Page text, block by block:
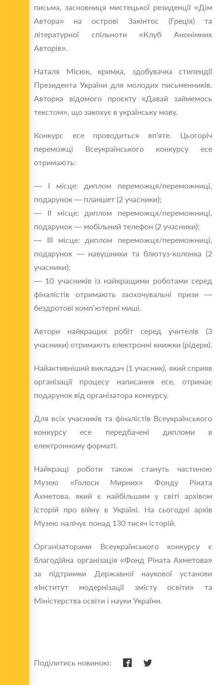
письма, засновниця мистецької резиденції «Дім
Автора» на острові Закінтос (Греція) та
літературної спільноти «Клуб Анонімних
Авторів».
Наталя Місюк, кримка, здобувачка стипендії
Президента України для молодих письменників.
Авторка відомого проєкту «Давай займемось
текстом», що закохує в українську мову.
Конкурс есе проводиться вп'яте. Цьогоріч
переможці Всеукраїнського конкурсу есе
отримають:
— І місце: диплом переможця/переможниці,
подарунок — планшет (2 учасники);
— ІІ місце: диплом переможця/переможниці,
подарунок — мобільний телефон (2 учасники);
— ІІІ місце: диплом переможця/переможниці,
подарунок — навушники та блютуз-колонка (2
учасники);
— 10 учасників із найкращими роботами серед
фіналістів отримають заохочувальні призи —
бездротові комп’ютерні миші.
Автори найкращих робіт серед учителів (3
учасники) отримають електронні книжки (рідери).
Найактивніший викладач (1 учасник), який сприяв
організації процесу написання есе, отримає
подарунок від організатора конкурсу.
Для всіх учасників та фіналістів Всеукраїнського
конкурсу есе передбачені дипломи в
електронному форматі.
Найкращі роботи також стануть частиною
Музею «Голоси Мирних» Фонду Ріната
Ахметова, який є найбільшим у світі архівом
історій про війну в Україні. На сьогодні архів
Музею налічує понад 130 тисяч історій.
Організаторами Всеукраїнського конкурсу є
благодійна організація «Фонд Ріната Ахметова»
за підтримки Державної наукової установи
«Інститут модернізації змісту освіти» та
Міністерства освіти і науки України.
Поділитись новиною: